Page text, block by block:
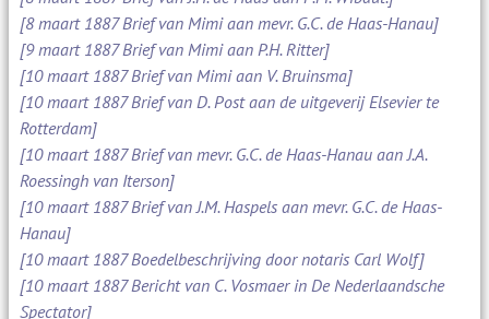
[8 maart 1887 Brief van Mimi aan mevr. G.C. de Haas-Hanau]
[9 maart 1887 Brief van Mimi aan P.H. Ritter]
[10 maart 1887 Brief van Mimi aan V. Bruinsma]
[10 maart 1887 Brief van D. Post aan de uitgeverij Elsevier te
Rotterdam]
[10 maart 1887 Brief van mevr. G.C. de Haas-Hanau aan J.A.
Roessingh van Iterson]
[10 maart 1887 Brief van J.M. Haspels aan mevr. G.C. de Haas-
Hanau]
[10 maart 1887 Boedelbeschrijving door notaris Carl Wolf]
[10 maart 1887 Bericht van C. Vosmaer in De Nederlaandsche
Spectator]